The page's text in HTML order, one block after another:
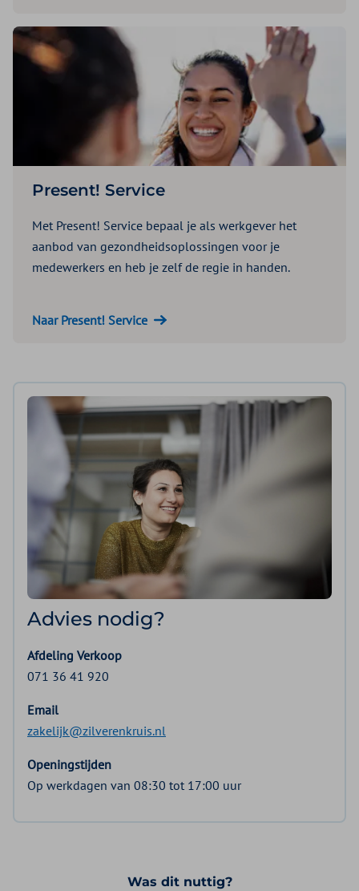
Present! Service
Met Present! Service bepaal je als werkgever het
aanbod van gezondheidsoplossingen voor je
medewerkers en heb je zelf de regie in handen.
Naar Present! Service
Advies nodig?
Afdeling Verkoop
071 36 41 920
Email
zakelijk@zilverenkruis.nl
Openingstijden
Op werkdagen van 08:30 tot 17:00 uur
Was dit nuttig?